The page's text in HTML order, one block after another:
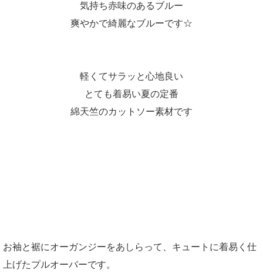
気持ち赤味のあるブルー
爽やかで綺麗なブルーです☆
軽くてサラッと心地良い
とても着易い夏の定番
綿天竺のカットソー素材です
お袖と裾にオーガンジーをあしらって、キュートに着易く仕
上げたプルオーバーです。